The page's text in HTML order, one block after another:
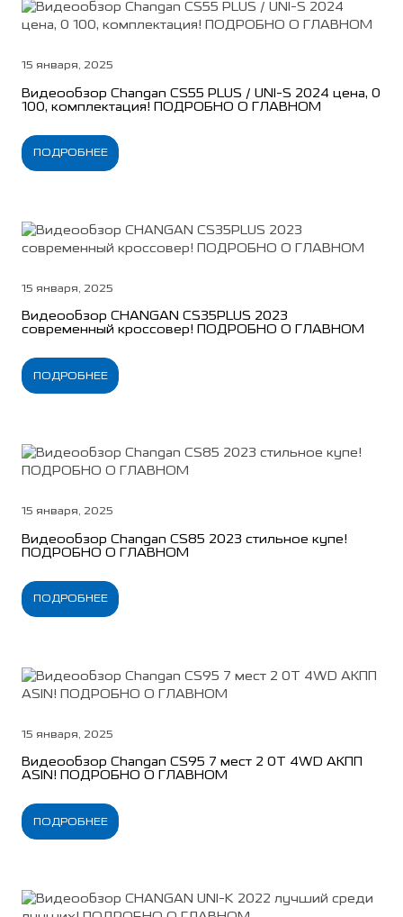
15 января, 2025
Видеообзор Changan CS55 PLUS / UNI-S 2024 цена, 0
100, комплектация! ПОДРОБНО О ГЛАВНОМ
ПОДРОБНЕЕ
15 января, 2025
Видеообзор CHANGAN CS35PLUS 2023
современный кроссовер! ПОДРОБНО О ГЛАВНОМ
ПОДРОБНЕЕ
15 января, 2025
Видеообзор Changan CS85 2023 стильное купе!
ПОДРОБНО О ГЛАВНОМ
ПОДРОБНЕЕ
15 января, 2025
Видеообзор Changan CS95 7 мест 2 0Т 4WD АКПП
ASIN! ПОДРОБНО О ГЛАВНОМ
ПОДРОБНЕЕ